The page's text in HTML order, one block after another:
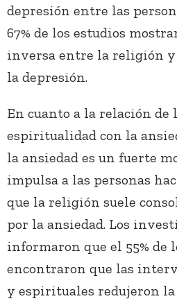
depresión entre las
67% de los estudios
inversa entre la religión
la depresión.
En cuanto a la relación
espiritualidad con la
la ansiedad es un fuerte
impulsa a las personas
que la religión suele
por la ansiedad. Los
informaron que el 55% de
encontraron que las
y espirituales redujeron la